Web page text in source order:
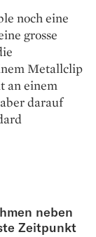
noch eine
grosse
Metallclip
an einem
darauf
neben
Zeitpunkt